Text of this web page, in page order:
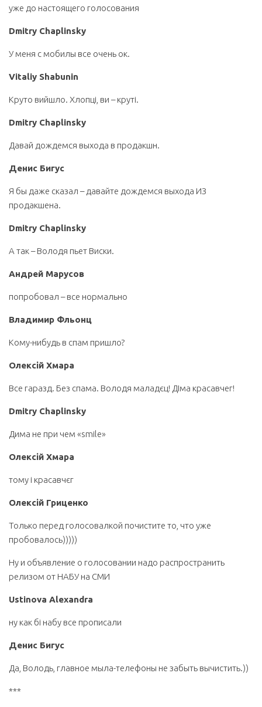
уже до настоящего голосования
Dmitry Chaplinsky
У меня с мобилы все очень ок.
Vitaliy Shabunin
Круто вийшло. Хлопці, ви – круті.
Dmitry Chaplinsky
Давай дождемся выхода в продакшн.
Денис Бигус
Я бы даже сказал – давайте дождемся выхода ИЗ
продакшена.
Dmitry Chaplinsky
А так – Володя пьет Виски.
Андрей Марусов
попробовал – все нормально
Владимир Фльонц
Кому-нибудь в спам пришло?
Олексій Хмара
Все гаразд. Без спама. Володя маладєц! ДІма красавчег!
Dmitry Chaplinsky
Дима не при чем «smile»
Олексій Хмара
тому і красавчєг
Олексій Гриценко
Только перед голосовалкой почистите то, что уже
пробовалось)))))
Ну и объявление о голосовании надо распространить
релизом от НАБУ на СМИ
Ustinova Alexandra
ну как бі набу все прописали
Денис Бигус
Да, Володь, главное мыла-телефоны не забыть вычистить.))
***